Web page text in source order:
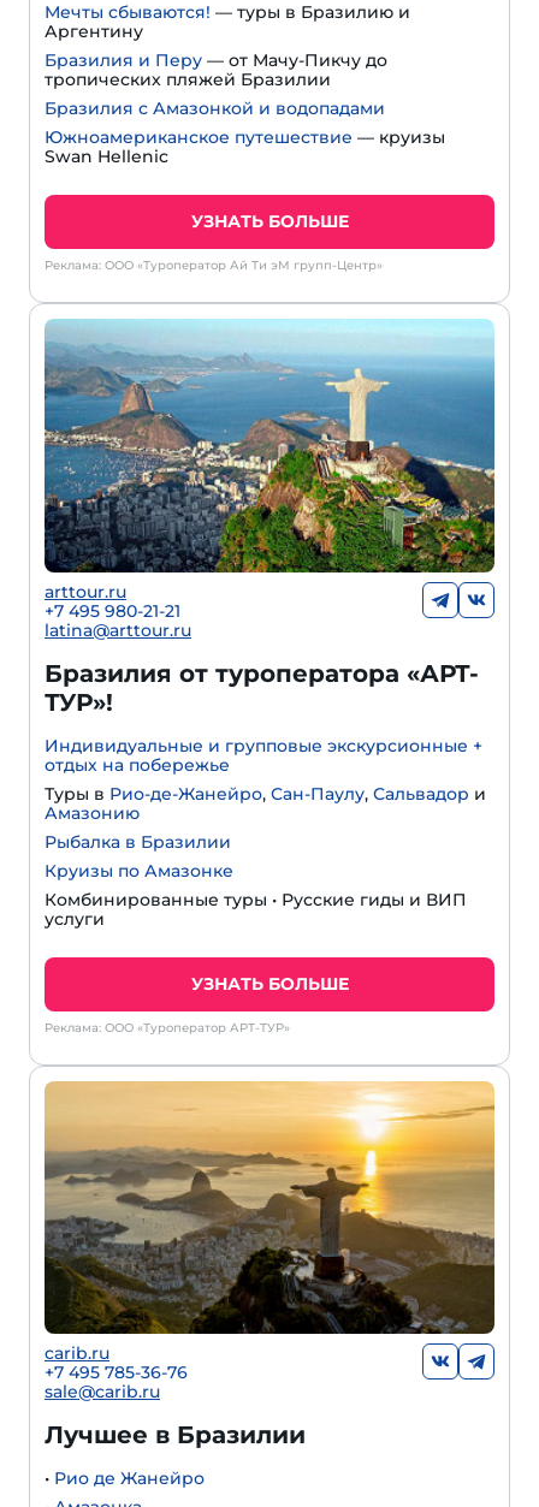
Мечты сбываются! — туры в Бразилию и
Аргентину
Бразилия и Перу — от Мачу-Пикчу до
тропических пляжей Бразилии
Бразилия с Амазонкой и водопадами
Южноамериканское путешествие — круизы
Swan Hellenic
УЗНАТЬ БОЛЬШЕ
Реклама: ООО «Туроператор Ай Ти эМ групп-Центр»
arttour.ru
+7 495 980-21-21
latina@arttour.ru
Бразилия от туроператора «АРТ-
ТУР»!
Индивидуальные и групповые экскурсионные +
отдых на побережье
Туры в Рио-де-Жанейро, Сан-Паулу, Сальвадор и
Амазонию
Рыбалка в Бразилии
Круизы по Амазонке
Комбинированные туры • Русские гиды и ВИП
услуги
УЗНАТЬ БОЛЬШЕ
Реклама: ООО «Туроператор АРТ-ТУР»
carib.ru
+7 495 785-36-76
sale@carib.ru
Лучшее в Бразилии
• Рио де Жанейро